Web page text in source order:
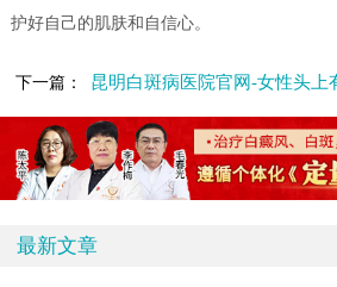
护好自己的肌肤和自信心。
下一篇： 昆明白斑病医院官网-女性头上有
最新文章